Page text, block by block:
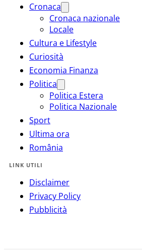
Cronaca
Cronaca nazionale
Locale
Cultura e Lifestyle
Curiosità
Economia Finanza
Politica
Politica Estera
Politica Nazionale
Sport
Ultima ora
România
LINK UTILI
Disclaimer
Privacy Policy
Pubblicità